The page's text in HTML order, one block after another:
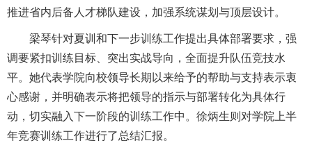
推进省内后备人才梯队建设，加强系统谋划与顶层设计。
梁琴针对夏训和下一步训练工作提出具体部署要求，强
调要紧扣训练目标、突出实战导向，全面提升队伍竞技水
平。她代表学院向校领导长期以来给予的帮助与支持表示衷
心感谢，并明确表示将把领导的指示与部署转化为具体行
动，切实融入下一阶段的训练工作中。徐炳生则对学院上半
年竞赛训练工作进行了总结汇报。